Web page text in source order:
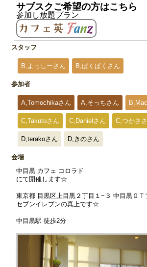
サブスクご希望の方はこちら
参加し放題プラン
スタッフ
B,よっしーさん B,ぱくぱくさん
参加者
A,Tomochikaさん A,そっちさん
C,Takutoさん C,Danielさん C,つかさ
D,terakoさん D,きのさん
会場
中目黒 カフェ コロラド
にて開催します☆
東京都 目黒区上目黒２丁目１−３ 中目黒Ｇ
セブンイレブンの真上です☆
中目黒駅 徒歩2分